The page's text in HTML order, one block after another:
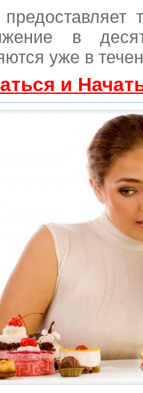
в
уже в
и